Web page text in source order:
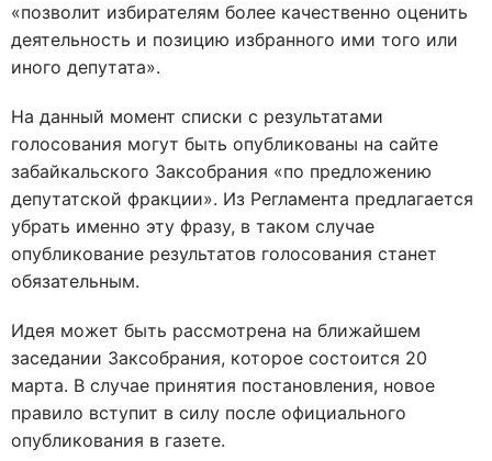
«позволит избирателям более качественно оценить
деятельность и позицию избранного ими того или
иного депутата».
На данный момент списки с результатами
голосования могут быть опубликованы на сайте
забайкальского Заксобрания «по предложению
депутатской фракции». Из Регламента предлагается
убрать именно эту фразу, в таком случае
опубликование результатов голосования станет
обязательным.
Идея может быть рассмотрена на ближайшем
заседании Заксобрания, которое состоится 20
марта. В случае принятия постановления, новое
правило вступит в силу после официального
опубликования в газете.